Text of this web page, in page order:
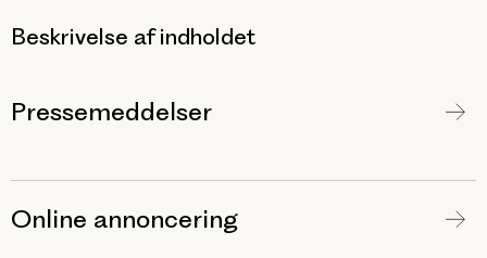
Beskrivelse af indholdet
Pressemeddelser
Online annoncering